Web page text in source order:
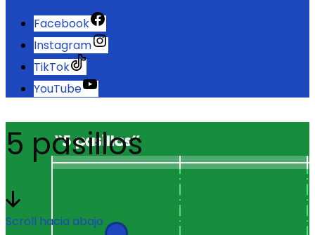
Facebook
Instagram
TikTok
YouTube
5 pasillos
Scroll hacia abajo